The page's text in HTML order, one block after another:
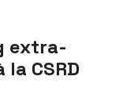
extra-
CSRD